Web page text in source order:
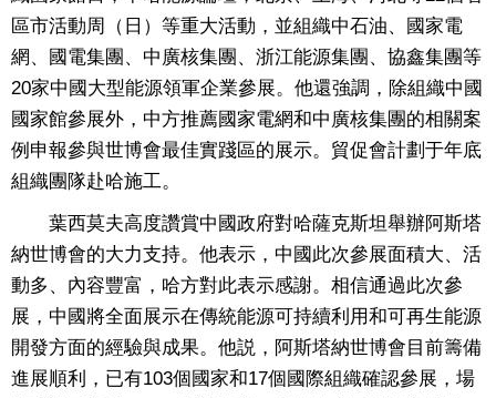
區市活動周（日）等重大活動，並組織中石油、國家電
網、國電集團、中廣核集團、浙江能源集團、協鑫集團等
20家中國大型能源領軍企業參展。他還強調，除組織中國
國家館參展外，中方推薦國家電網和中廣核集團的相關案
例申報參與世博會最佳實踐區的展示。貿促會計劃于年底
組織團隊赴哈施工。
葉西莫夫高度讚賞中國政府對哈薩克斯坦舉辦阿斯塔
納世博會的大力支持。他表示，中國此次參展面積大、活
動多、內容豐富，哈方對此表示感謝。相信通過此次參
展，中國將全面展示在傳統能源可持續利用和可再生能源
開發方面的經驗與成果。他説，阿斯塔納世博會目前籌備
進展順利，已有103個國家和17個國際組織確認參展，場